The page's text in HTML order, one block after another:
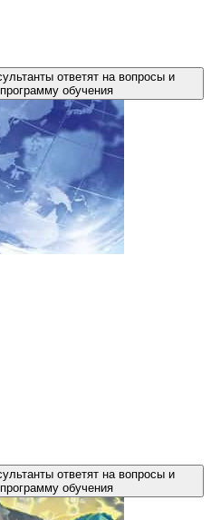
ответят на вопросы и
обучения
ответят на вопросы и
обучения